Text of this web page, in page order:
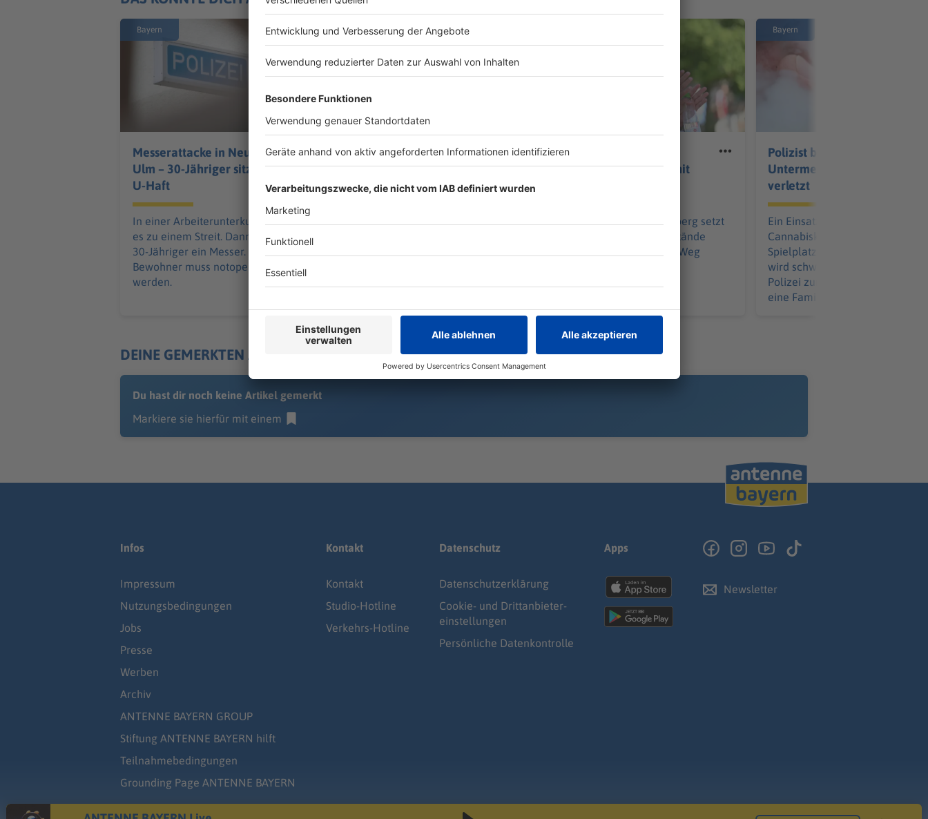
Bayern
Messerattacke in Neu-
Ulm – 30-Jähriger sitzt in
U-Haft
In einer Arbeiterunterkunft kommt
es zu einem Streit. Dann zieht ein
30-Jähriger ein Messer. Ein
Bewohner muss notoperiert
werden.
Bayern
Flusswasser zu warm -
was den Tieren
zusätzlich schadet
Ziel Aufstieg: 1. FC
Nürnberg verlängert mit
Fußball-Zweitligist Nürnberg setzt
auf Kontinuität: Drei Vorstände
bleiben an Bord, um den Weg
Bayern
Polizist bei Einsatz in
Untermeitingen schwer
verletzt
Ein Einsatz wegen
Cannabiskonsums auf einem
Spielplatz eskaliert: Ein Polizist
wird schwer verletzt. Was die
Polizei zum Ablauf sagt und was
eine Familie damit zu tun hat.
DEINE GEMERKTEN ARTIKEL
Du hast dir noch keine Artikel gemerkt
Markiere sie hierfür mit einem
Infos
Impressum
Nutzungsbedingungen
Jobs
Presse
Werben
Archiv
ANTENNE BAYERN GROUP
Stiftung ANTENNE BAYERN hilft
Teilnahmebedingungen
Grounding Page ANTENNE BAYERN
Kontakt
Kontakt
Studio-Hotline
Verkehrs-Hotline
Datenschutz
Datenschutz­erklärung
Cookie- und Drittanbieter-
einstellungen
Persönliche Datenkontrolle
Apps
Newsletter